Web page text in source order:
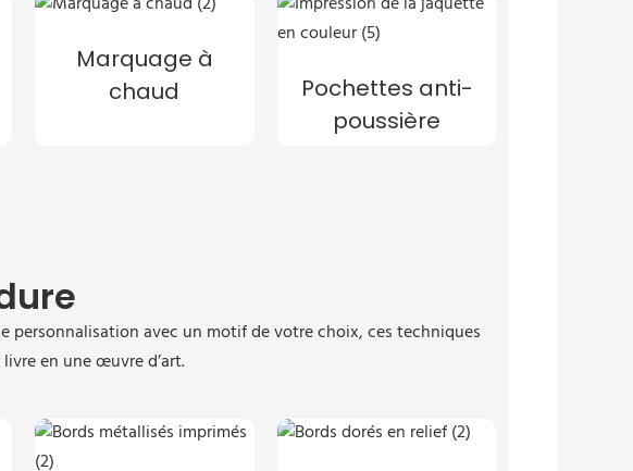
Marquage à
chaud
Pochettes anti-
poussière
personnalisation avec un motif de votre choix, ces techniques
en une œuvre d’art.